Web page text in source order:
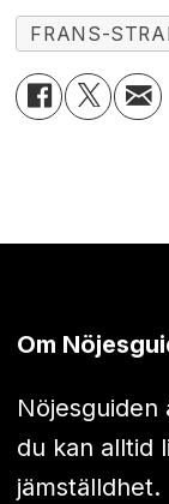
FRANS-
Om
du kan alltid
jämställdhet.